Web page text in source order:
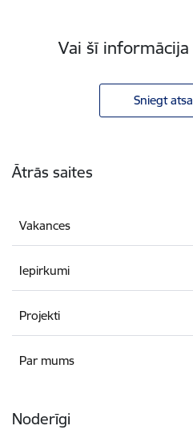
Vai šī
Sniegt
Ātrās saites
Vakances
Iepirkumi
Projekti
Par mums
Noderīgi